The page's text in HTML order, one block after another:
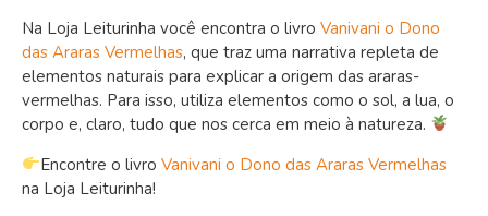
Na Loja Leiturinha você encontra o livro Vanivani o Dono
das Araras Vermelhas, que traz uma narrativa repleta de
elementos naturais para explicar a origem das araras-
vermelhas. Para isso, utiliza elementos como o sol, a lua, o
corpo e, claro, tudo que nos cerca em meio à natureza.
Encontre o livro Vanivani o Dono das Araras Vermelhas
na Loja Leiturinha!